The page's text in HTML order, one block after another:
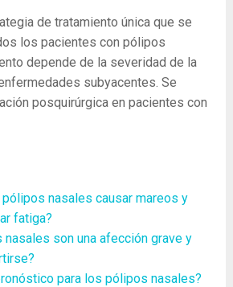
de tratamiento única que se
los pacientes con pólipos
depende de la severidad de la
subyacentes. Se
posquirúrgica en pacientes con
nasales causar mareos y
fatiga?
son una afección grave y
para los pólipos nasales?